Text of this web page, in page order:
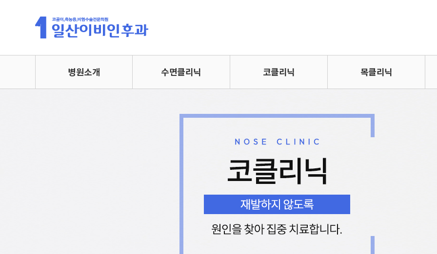
병원소개 수면클리닉 코클리닉 목클리닉